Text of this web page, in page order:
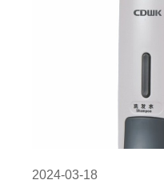
2024-03-18